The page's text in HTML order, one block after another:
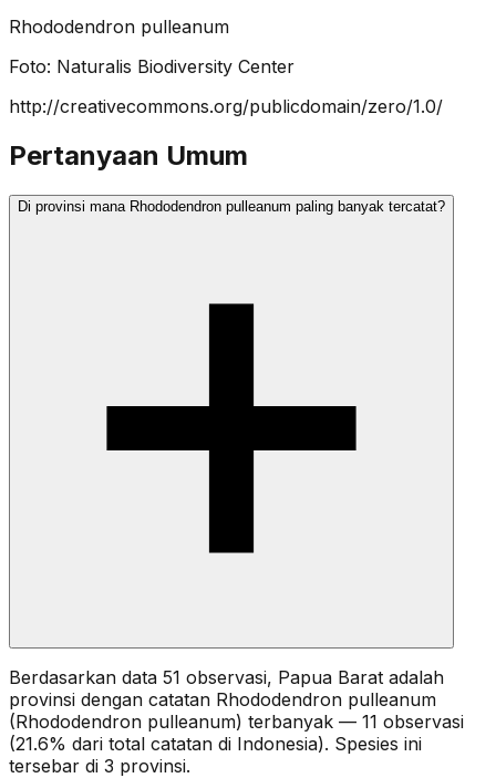
Rhododendron pulleanum
Foto: Naturalis Biodiversity Center
http://creativecommons.org/publicdomain/zero/1.0/
Pertanyaan Umum
Di provinsi mana Rhododendron pulleanum paling banyak tercatat?
Berdasarkan data 51 observasi, Papua Barat adalah
provinsi dengan catatan Rhododendron pulleanum
(Rhododendron pulleanum) terbanyak — 11 observasi
(21.6% dari total catatan di Indonesia). Spesies ini
tersebar di 3 provinsi.